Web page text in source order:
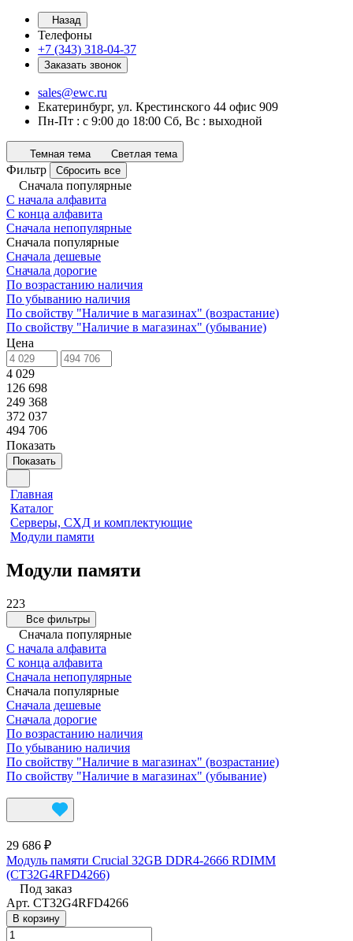
Назад
Телефоны
+7 (343) 318-04-37
Заказать звонок
sales@ewc.ru
Екатеринбург, ул. Крестинского 44 офис 909
Пн-Пт : с 9:00 до 18:00 Сб, Вс : выходной
Темная тема Светлая тема
Фильтр Сбросить все
Сначала популярные
С начала алфавита
С конца алфавита
Сначала непопулярные
Сначала популярные
Сначала дешевые
Сначала дорогие
По возрастанию наличия
По убыванию наличия
По свойству "Наличие в магазинах" (возрастание)
По свойству "Наличие в магазинах" (убывание)
Цена
4 029
126 698
249 368
372 037
494 706
Показать
Показать
Главная
Каталог
Серверы, СХД и комплектующие
Модули памяти
Модули памяти
223
Все фильтры
Сначала популярные
С начала алфавита
С конца алфавита
Сначала непопулярные
Сначала популярные
Сначала дешевые
Сначала дорогие
По возрастанию наличия
По убыванию наличия
По свойству "Наличие в магазинах" (возрастание)
По свойству "Наличие в магазинах" (убывание)
29 686 ₽
Модуль памяти Crucial 32GB DDR4-2666 RDIMM
(CT32G4RFD4266)
Под заказ
Арт. CT32G4RFD4266
В корзину